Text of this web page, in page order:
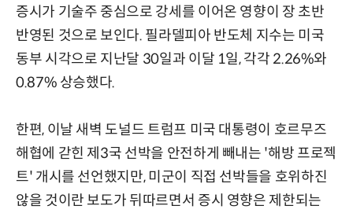
증시가 기술주 중심으로 강세를 이어온 영향이 장 초반
반영된 것으로 보인다. 필라델피아 반도체 지수는 미국
동부 시각으로 지난달 30일과 이달 1일, 각각 2.26%와
0.87% 상승했다.
한편, 이날 새벽 도널드 트럼프 미국 대통령이 호르무즈
해협에 갇힌 제3국 선박을 안전하게 빼내는 '해방 프로젝
트' 개시를 선언했지만, 미군이 직접 선박들을 호위하진
않을 것이란 보도가 뒤따르면서 증시 영향은 제한되는